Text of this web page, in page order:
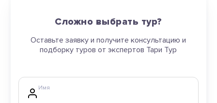
Сложно выбрать тур?
Оставьте заявку и получите консультацию и
подборку туров от экспертов Тари Тур
Имя